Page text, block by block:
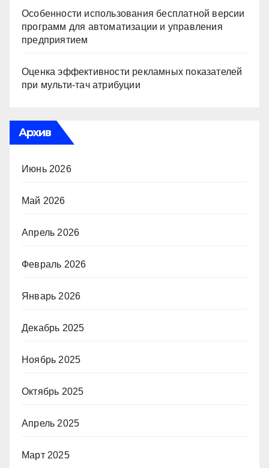
Особенности использования бесплатной версии
программ для автоматизации и управления
предприятием
Оценка эффективности рекламных показателей
при мульти-тач атрибуции
Архив
Июнь 2026
Май 2026
Апрель 2026
Февраль 2026
Январь 2026
Декабрь 2025
Ноябрь 2025
Октябрь 2025
Апрель 2025
Март 2025